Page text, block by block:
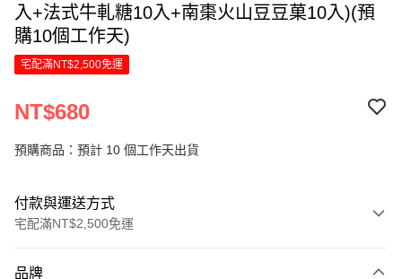
入+法式牛軋糖10入+南棗火山豆豆菓10入)(預
購10個工作天)
宅配滿NT$2,500免運
NT$680
預購商品：預計 10 個工作天出貨
付款與運送方式
宅配滿NT$2,500免運
品牌